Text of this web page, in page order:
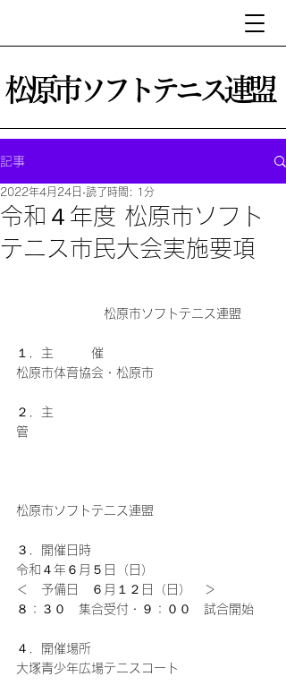
松原市ソフトテニス連盟
記事
令和４年度 松原市ソフト
テニス市民大会実施要項
2022年4月24日 読了時間: 1分
松原市ソフトテニス連盟
１．主　　　催
松原市体育協会・松原市
２．主
管
松原市ソフトテニス連盟
３．開催日時
令和４年６月５日（日）
＜　予備日　６月１２日（日）　＞
８：３０　集合受付・９：００　試合開始
４．開催場所
大塚青少年広場テニスコート